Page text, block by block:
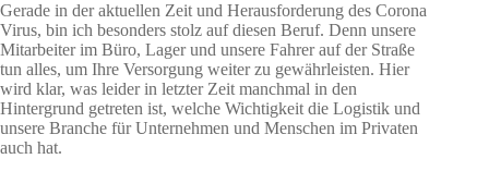
Gerade in der aktuellen Zeit und Herausforderung des Corona
Virus, bin ich besonders stolz auf diesen Beruf. Denn unsere
Mitarbeiter im Büro, Lager und unsere Fahrer auf der Straße
tun alles, um Ihre Versorgung weiter zu gewährleisten. Hier
wird klar, was leider in letzter Zeit manchmal in den
Hintergrund getreten ist, welche Wichtigkeit die Logistik und
unsere Branche für Unternehmen und Menschen im Privaten
auch hat.